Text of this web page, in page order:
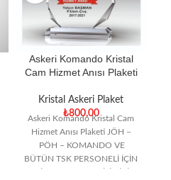
Askeri Komando Kristal
Cam Hizmet Anısı Plaketi
Kristal Askeri Plaket
₺800,00
Askeri Komando Kristal Cam
Hizmet Anısı Plaketi JÖH –
PÖH – KOMANDO VE
BÜTÜN TSK PERSONELİ İÇİN